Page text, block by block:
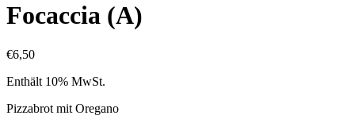
Focaccia (A)
€6,50
Enthält 10% MwSt.
Pizzabrot mit Oregano